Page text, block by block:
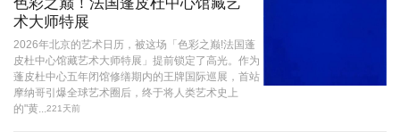
术大师特展
2026年北京的艺术日历，被这场「色彩之巅!法国蓬
皮杜中心馆藏艺术大师特展」提前锁定了高光。作为
蓬皮杜中心五年闭馆修缮期内的王牌国际巡展，首站
摩纳哥引爆全球艺术圈后，终于将人类艺术史上
的"黄...
221天前